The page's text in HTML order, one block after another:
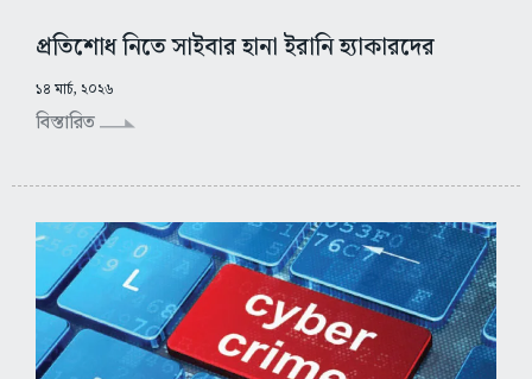
প্রতিশোধ নিতে সাইবার হানা ইরানি হ্যাকারদের
১৪ মার্চ, ২০২৬
বিস্তারিত